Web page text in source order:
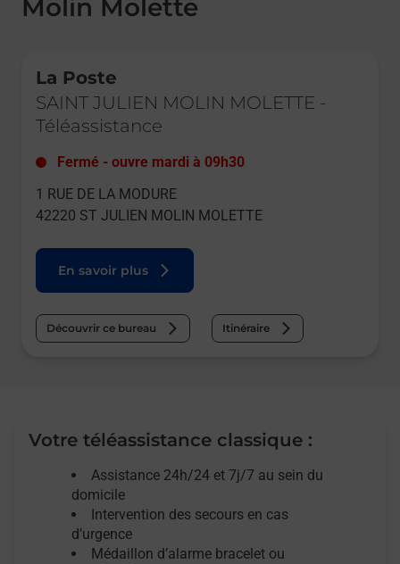
Molin Molette
La Poste
SAINT JULIEN MOLIN MOLETTE -
Téléassistance
Fermé - ouvre mardi à 09h30
1 RUE DE LA MODURE
42220 ST JULIEN MOLIN MOLETTE
En savoir plus
Découvrir ce bureau Itinéraire
Votre téléassistance classique :
Assistance 24h/24 et 7j/7 au sein du
domicile
Intervention des secours en cas
d’urgence
Médaillon d’alarme bracelet ou